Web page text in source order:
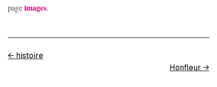
pageimages.
← histoire
Honfleur →